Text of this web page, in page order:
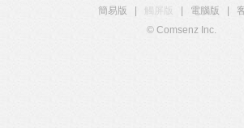
簡易版
觸屏版 電腦版
© Comsenz Inc.